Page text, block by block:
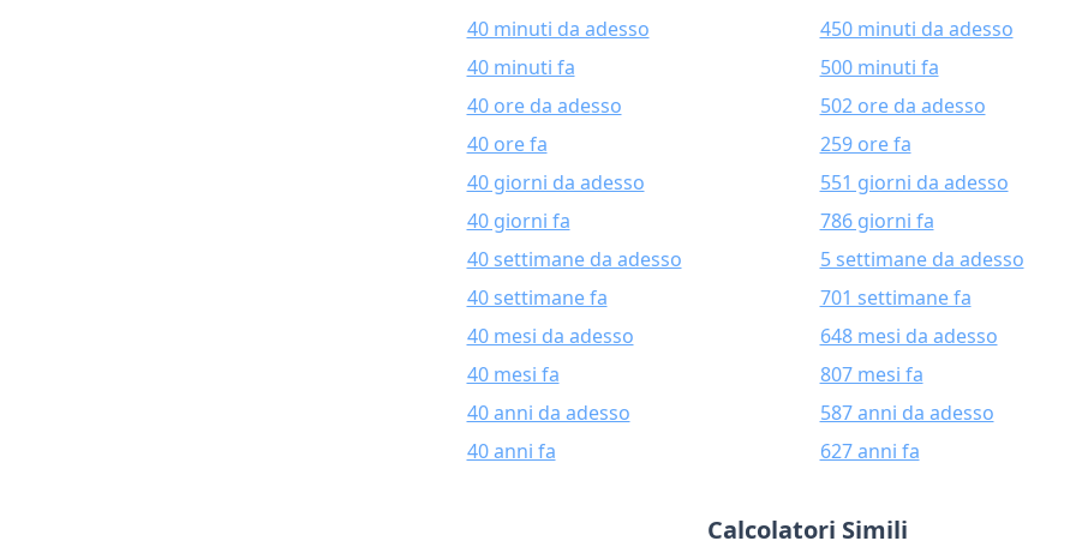
40 minuti da adesso
40 minuti fa
40 ore da adesso
40 ore fa
40 giorni da adesso
40 giorni fa
40 settimane da adesso
40 settimane fa
40 mesi da adesso
40 mesi fa
40 anni da adesso
40 anni fa
450 minuti da adesso
500 minuti fa
502 ore da adesso
259 ore fa
551 giorni da adesso
786 giorni fa
5 settimane da adesso
701 settimane fa
648 mesi da adesso
807 mesi fa
587 anni da adesso
627 anni fa
Calcolatori Simili